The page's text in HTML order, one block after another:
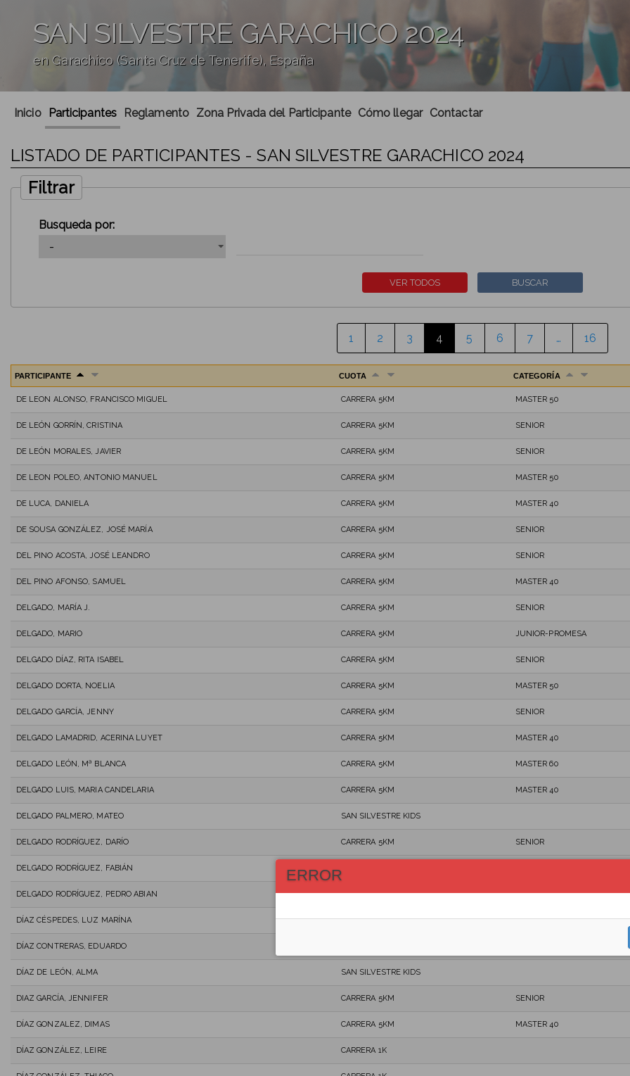
SAN SILVESTRE GARACHICO 2024
en Garachico (Santa Cruz de Tenerife), España
Inicio Participantes Reglamento Zona Privada del Participante Cómo llegar Contactar
LISTADO DE PARTICIPANTES - SAN SILVESTRE GARACHICO 2024
Filtrar
Busqueda por:
1 2 3 4 5 6 7 … 16
PARTICIPANTE CUOTA CATEGORÍA
DE LEON ALONSO, FRANCISCO MIGUEL CARRERA 5KM MASTER 50
DE LEÓN GORRÍN, CRISTINA CARRERA 5KM SENIOR
DE LEÓN MORALES, JAVIER CARRERA 5KM SENIOR
DE LEON POLEO, ANTONIO MANUEL CARRERA 5KM MASTER 50
DE LUCA, DANIELA CARRERA 5KM MASTER 40
DE SOUSA GONZÁLEZ, JOSÉ MARÍA CARRERA 5KM SENIOR
DEL PINO ACOSTA, JOSÉ LEANDRO CARRERA 5KM SENIOR
DEL PINO AFONSO, SAMUEL CARRERA 5KM MASTER 40
DELGADO, MARÍA J. CARRERA 5KM SENIOR
DELGADO, MARIO CARRERA 5KM JUNIOR-PROMESA
DELGADO DÍAZ, RITA ISABEL CARRERA 5KM SENIOR
DELGADO DORTA, NOELIA CARRERA 5KM MASTER 50
DELGADO GARCÍA, JENNY CARRERA 5KM SENIOR
DELGADO LAMADRID, ACERINA LUYET CARRERA 5KM MASTER 40
DELGADO LEÓN, Mª BLANCA CARRERA 5KM MASTER 60
DELGADO LUIS, MARIA CANDELARIA CARRERA 5KM MASTER 40
DELGADO PALMERO, MATEO SAN SILVESTRE KIDS
DELGADO RODRÍGUEZ, DARÍO CARRERA 5KM SENIOR
DELGADO RODRÍGUEZ, FABIÁN
DELGADO RODRÍGUEZ, PEDRO ABIAN CARRERA 5KM SENIOR
DÍAZ CÉSPEDES, LUZ MARÍNA CARRERA 1K
DÍAZ CONTRERAS, EDUARDO
DÍAZ DE LEÓN, ALMA SAN SILVESTRE KIDS
DIAZ GARCÍA, JENNIFER CARRERA 5KM SENIOR
DÍAZ GONZALEZ, DIMAS CARRERA 5KM MASTER 40
DÍAZ GONZÁLEZ, LEIRE CARRERA 1K
ERROR